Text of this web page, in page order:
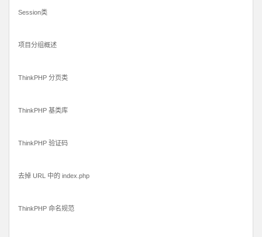
Session类
项目分组概述
ThinkPHP 分页类
ThinkPHP 基类库
ThinkPHP 验证码
去掉 URL 中的 index.php
ThinkPHP 命名规范